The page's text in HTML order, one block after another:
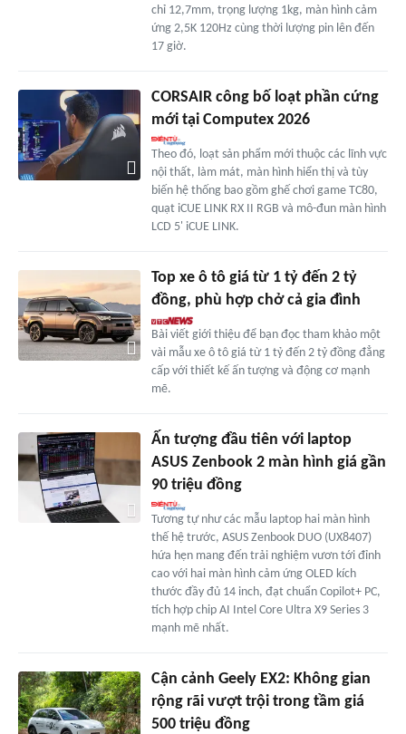
chỉ 12,7mm, trọng lượng 1kg, màn hình cảm
ứng 2,5K 120Hz cùng thời lượng pin lên đến
17 giờ.
CORSAIR công bố loạt phần cứng
mới tại Computex 2026
Theo đó, loạt sản phẩm mới thuộc các lĩnh vực
nội thất, làm mát, màn hình hiển thị và tùy
biến hệ thống bao gồm ghế chơi game TC80,
quạt iCUE LINK RX II RGB và mô-đun màn hình
LCD 5' iCUE LINK.
Top xe ô tô giá từ 1 tỷ đến 2 tỷ
đồng, phù hợp chở cả gia đình
Bài viết giới thiệu để bạn đọc tham khảo một
vài mẫu xe ô tô giá từ 1 tỷ đến 2 tỷ đồng đẳng
cấp với thiết kế ấn tượng và động cơ mạnh
mẽ.
Ấn tượng đầu tiên với laptop
ASUS Zenbook 2 màn hình giá gần
90 triệu đồng
Tương tự như các mẫu laptop hai màn hình
thế hệ trước, ASUS Zenbook DUO (UX8407)
hứa hẹn mang đến trải nghiệm vươn tới đỉnh
cao với hai màn hình cảm ứng OLED kích
thước đầy đủ 14 inch, đạt chuẩn Copilot+ PC,
tích hợp chip AI Intel Core Ultra X9 Series 3
mạnh mẽ nhất.
Cận cảnh Geely EX2: Không gian
rộng rãi vượt trội trong tầm giá
500 triệu đồng